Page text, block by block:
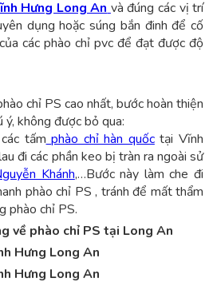
Hưng Long An và đúng các vị trí
dụng hoặc súng bắn đinh để cố
các phào chỉ pvc để đạt được độ
chỉ PS cao nhất, bước hoàn thiện
ý, không được bỏ qua:
tấm phào chỉ hàn quốctại Vĩnh
đi các phần keo bị tràn ra ngoài sử
Khánh,…Bước này làm che đi
phào chỉ PS , tránh để mất thẩm
phào chỉ PS.
về phào chỉ PS tại Long An
Hưng Long An
Hưng Long An